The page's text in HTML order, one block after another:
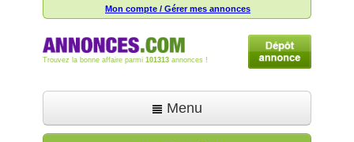
Mon compte / Gérer mes annonces
Trouvez la bonne affaire parmi 101313 annonces !
Menu